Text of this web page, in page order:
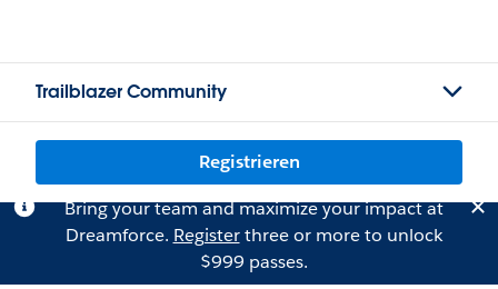
Trailblazer Community
Registrieren
Bring your team and maximize your impact at
Dreamforce. Registerthree or more to unlock
$999 passes.